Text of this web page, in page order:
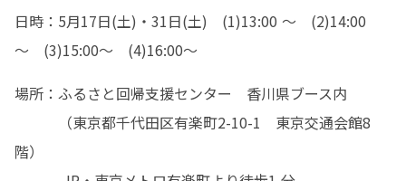
日時：5月17日(土)・31日(土)　(1)13:00 ～　(2)14:00
～　(3)15:00～　(4)16:00～
場所：ふるさと回帰支援センター　香川県ブース内
（東京都千代田区有楽町2-10-1　東京交通会館8
階）